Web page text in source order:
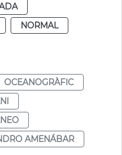
NORMAL
OCEANOGRÀFIC
AMENÁBAR